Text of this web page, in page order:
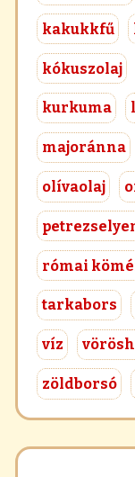
kakukkfű
kókuszolaj
kurkuma
majoránna
olívaolaj
római
tarkabors
víz
zöldborsó